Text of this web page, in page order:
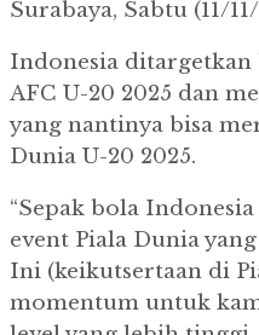
Surabaya, Sabtu (11/
Indonesia ditargetkan
AFC U-20 2025 dan
yang nantinya bisa
Dunia U-20 2025.
“Sepak bola
event Piala Dunia
Ini (keikutsertaan di
momentum untuk